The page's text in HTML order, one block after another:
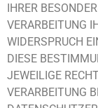
IHRER
VERARBEITUNG
WIDERSPRUCH
DIESE
JEWEILIGE
VERARBEITUNG